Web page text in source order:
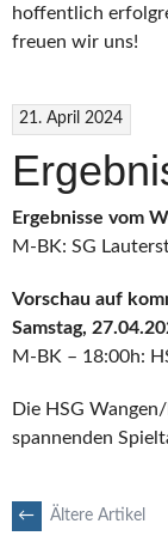
hoffentlich
freuen wir uns!
21. April 2024
Ergebnisse vom
M-BK: SG
Vorschau auf
Samstag,
M-BK – 18:00h:
Die HSG
spannenden
← Ältere Artikel